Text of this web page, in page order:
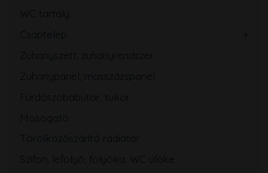
WC tartály
Csaptelep
Zuhanyszett, zuhanyrendszer
Zuhanypanel, masszázspanel
Fürdőszobabútor, tükör
Mosogató
Törölközőszárító radiátor
Szifon, lefolyó, folyóka, WC ülőke